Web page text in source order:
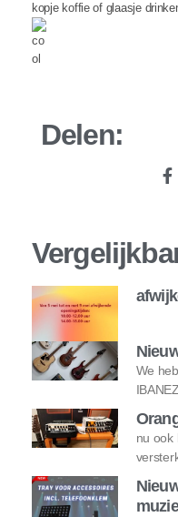
kopje koffie of glaasje
Delen:
We
nu ook